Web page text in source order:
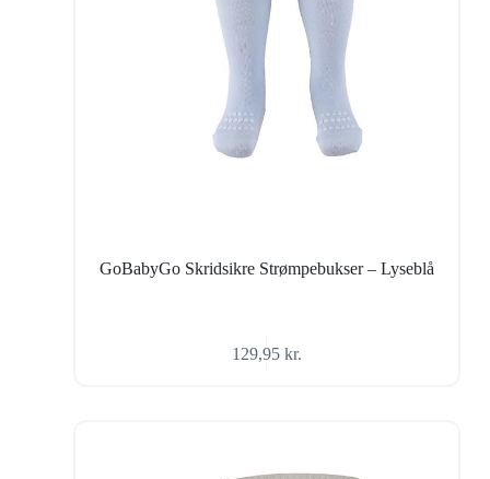
GoBabyGo Skridsikre Strømpebukser – Lyseblå
129,95 kr.